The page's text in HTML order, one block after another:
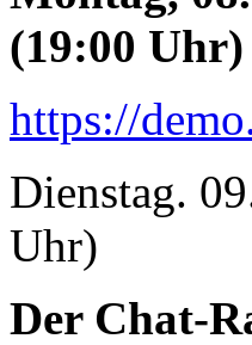
(19:00 Uhr)
https://
Dienstag.
Uhr)
Der Chat-